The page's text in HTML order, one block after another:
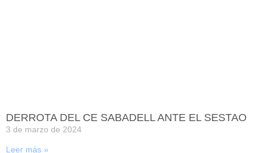
DERROTA DEL CE SABADELL ANTE EL SESTAO
3 de marzo de 2024
Leer más »